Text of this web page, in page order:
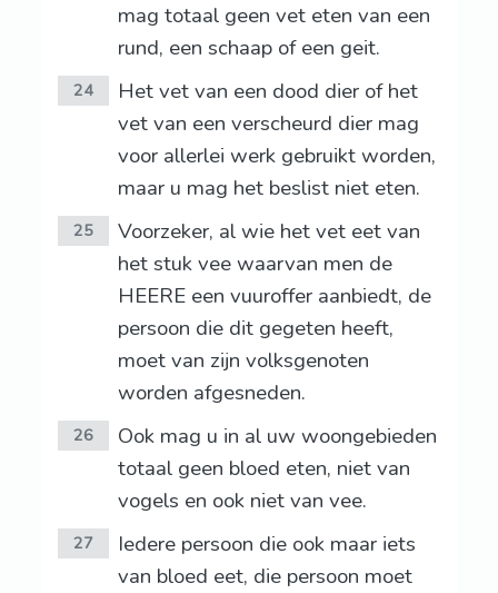
mag totaal geen vet eten van een
rund, een schaap of een geit.
24
Het vet van een dood dier of het
vet van een verscheurd dier mag
voor allerlei werk gebruikt worden,
maar u mag het beslist niet eten.
25
Voorzeker, al wie het vet eet van
het stuk vee waarvan men de
HEERE een vuuroffer aanbiedt, de
persoon die dit gegeten heeft,
moet van zijn volksgenoten
worden afgesneden.
26
Ook mag u in al uw woongebieden
totaal geen bloed eten, niet van
vogels en ook niet van vee.
27
Iedere persoon die ook maar iets
van bloed eet, die persoon moet